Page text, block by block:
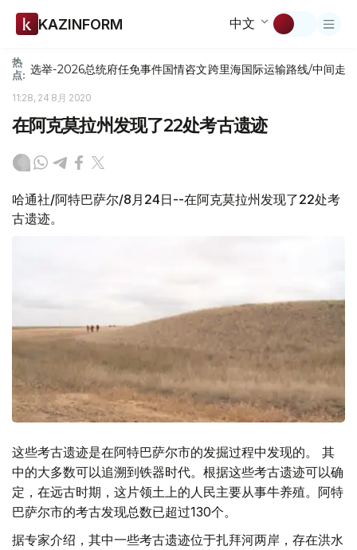
KAZINFORM 中文
热
点: 选举-2026总统府任免事件国情咨文跨里海国际运输路线/中间走廊
11:28, 24 8月 2020
在阿克莫拉州发现了22处考古遗迹
哈通社/阿特巴萨尔/8月24日--在阿克莫拉州发现了22处考
古遗迹。
这些考古遗迹是在阿特巴萨尔市的发掘过程中发现的。 其
中的大多数可以追溯到铁器时代。根据这些考古遗迹可以确
定，在远古时期，这片领土上的人民主要从事牛养殖。阿特
巴萨尔市的考古发现总数已超过130个。
据专家介绍，其中一些考古遗迹位于扎拜河两岸，存在洪水